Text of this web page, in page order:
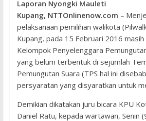
Laporan Nyongki Mauleti
Kupang, NTTOnlinenow.com –
pelaksanaan pemilihan walikota
Kupang, pada 15 Februari 2016 masih
Kelompok Penyelenggara
yang belum terbentuk di sejumlah
Pemungutan Suara (TPS hal ini
persyaratan yang disyaratkan untuk
Demikian dikatakan juru bicara KPU
Daniel Ratu, kepada wartawan, Senin